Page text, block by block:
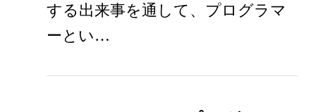
する出来事を通して、プログラマ
ーとい…